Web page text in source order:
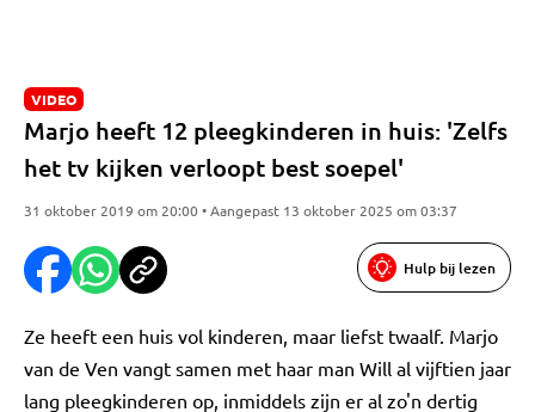
VIDEO
Marjo heeft 12 pleegkinderen in huis: 'Zelfs
het tv kijken verloopt best soepel'
31 oktober 2019 om 20:00 • Aangepast 13 oktober 2025 om 03:37
Hulp bij lezen
Ze heeft een huis vol kinderen, maar liefst twaalf. Marjo
van de Ven vangt samen met haar man Will al vijftien jaar
lang pleegkinderen op, inmiddels zijn er al zo'n dertig